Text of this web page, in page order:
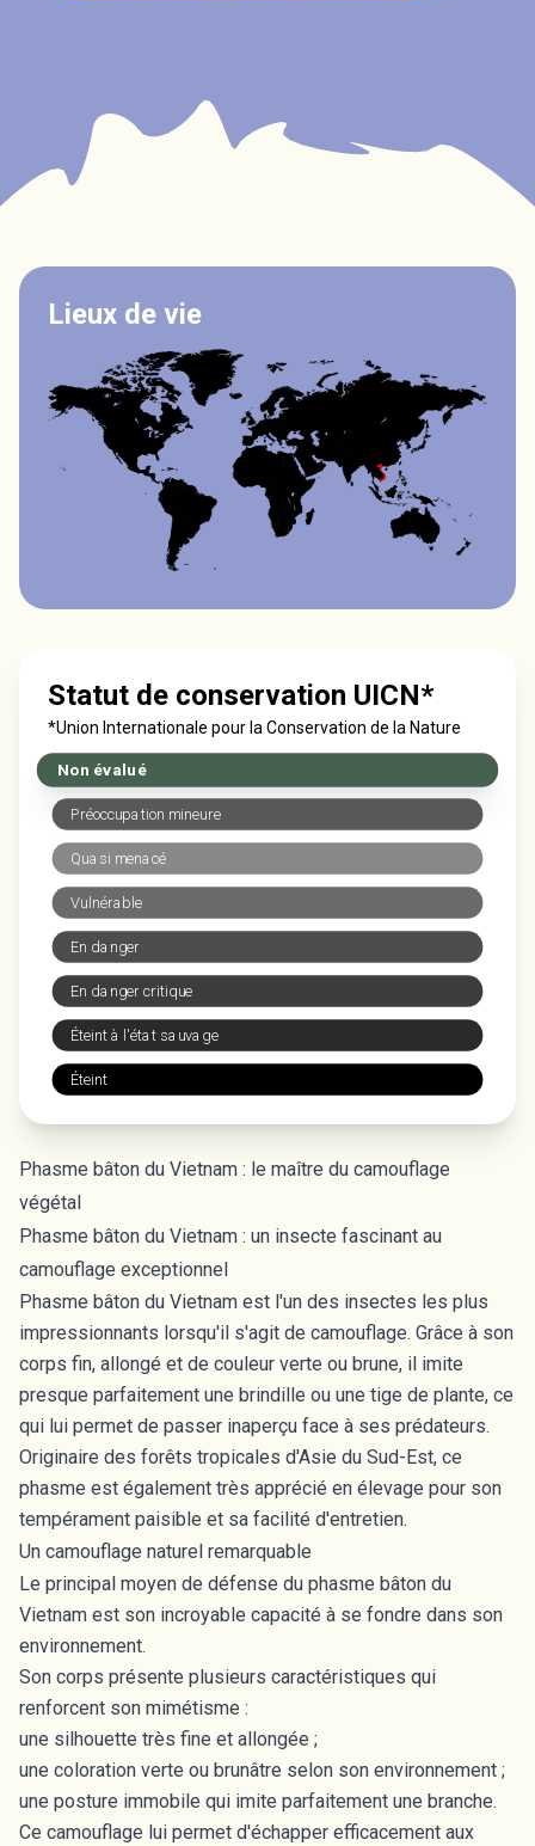
Phasme bâton du Vietnam : le maître du camouflage
végétal
Phasme bâton du Vietnam : un insecte fascinant au
camouflage exceptionnel
Phasme bâton du Vietnam est l'un des insectes les plus
impressionnants lorsqu'il s'agit de camouflage. Grâce à son
corps fin, allongé et de couleur verte ou brune, il imite
presque parfaitement une brindille ou une tige de plante, ce
qui lui permet de passer inaperçu face à ses prédateurs.
Originaire des forêts tropicales d'Asie du Sud-Est, ce
phasme est également très apprécié en élevage pour son
tempérament paisible et sa facilité d'entretien.
Un camouflage naturel remarquable
Le principal moyen de défense du phasme bâton du
Vietnam est son incroyable capacité à se fondre dans son
environnement.
Son corps présente plusieurs caractéristiques qui
renforcent son mimétisme :
une silhouette très fine et allongée ;
une coloration verte ou brunâtre selon son environnement ;
une posture immobile qui imite parfaitement une branche.
Ce camouflage lui permet d'échapper efficacement aux
Lieux de vie
Statut de conservation UICN*
*Union Internationale pour la Conservation de la Nature
Non évalué
Préoccupation mineure
Quasi menacé
Vulnérable
En danger
En danger critique
Éteint à l'état sauvage
Éteint